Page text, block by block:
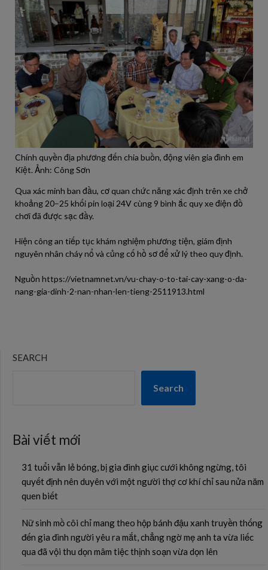
Chính quyền địa phương đến chia buồn, động viên gia đình em
Kiệt. Ảnh: Công Sơn
Qua xác minh ban đầu, cơ quan chức năng xác định trên xe chở
khoảng 20–25 khối pin loại 24V cùng 9 bình ắc quy xe điện đồ
chơi đã được sạc đầy.
Hiện công an tiếp tục khám nghiệm phương tiện, giám định
nguyên nhân cháy nổ và củng cố hồ sơ để xử lý theo quy định.
Nguồn https://vietnamnet.vn/vu-chay-o-to-tai-cay-xang-o-da-
nang-gia-dinh-2-nan-nhan-len-tieng-2511913.html
SEARCH
Search
Bài viết mới
31 tuổi vẫn lẻ bóng, bị gia đình giục cưới không ngừng, tôi
quyết định nên duyên với một người thợ cơ khí chỉ sau nửa năm
quen biết
Nữ sinh mồ côi chỉ mang theo hộp bánh đậu xanh truyền thống
đến gia đình người yêu ra mắt, chẳng ngờ mẹ anh ta vừa liếc
qua đã vội thu dọn mâm tiệc thịnh soạn vừa dọn lên